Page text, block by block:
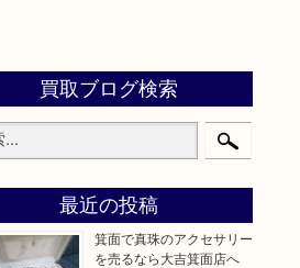
買取ブログ検索
最近の投稿
箕面で真珠のアクセサリー
を売るなら大吉箕面店へ